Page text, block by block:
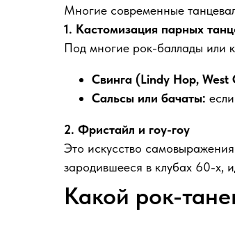
Многие современные
1. Кастомизация парных
Под многие рок-баллады или
Свинга (Lindy Hop, West
Сальсы или бачаты:
2. Фристайл и гоу-гоу
Это искусство
зародившееся в клубах 60-х,
Какой рок-